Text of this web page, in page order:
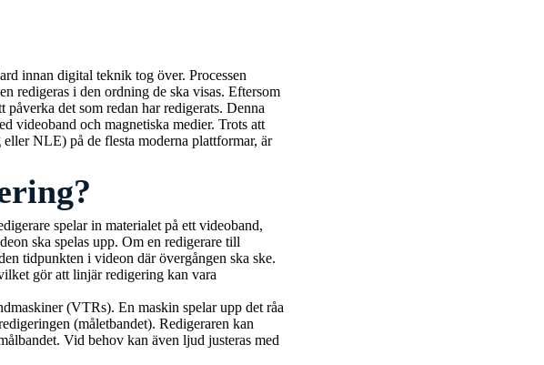
innan digital teknik tog över. Processen
redigeras i den ordning de ska visas. Eftersom
det som redan har redigerats. Denna
videoband och magnetiska medier. Trots att
NLE) på de flesta moderna plattformar, är
spelar in materialet på ett videoband,
ska spelas upp. Om en redigerare till
tidpunkten i videon där övergången ska ske.
gör att linjär redigering kan vara
(VTRs). En maskin spelar upp det råa
(måletbandet). Redigeraren kan
Vid behov kan även ljud justeras med